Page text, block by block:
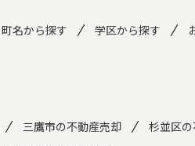
町名から探す 学区から探す
三鷹市の不動産売却 杉並区